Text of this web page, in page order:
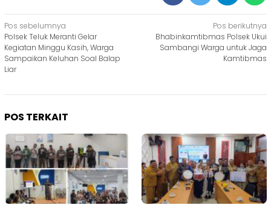
Navigasi
pos
Pos sebelumnya
Polsek Teluk Meranti Gelar
Kegiatan Minggu Kasih, Warga
Sampaikan Keluhan Soal Balap
Liar
Pos berikutnya
Bhabinkamtibmas Polsek Ukui
Sambangi Warga untuk Jaga
Kamtibmas
POS TERKAIT